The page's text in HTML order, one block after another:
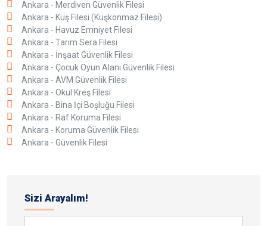
Ankara - Merdiven Güvenlik Filesi
Ankara - Kuş Filesi (Kuşkonmaz Filesi)
Ankara - Havuz Emniyet Filesi
Ankara - Tarım Sera Filesi
Ankara - İnşaat Güvenlik Filesi
Ankara - Çocuk Oyun Alanı Güvenlik Filesi
Ankara - AVM Güvenlik Filesi
Ankara - Okul Kreş Filesi
Ankara - Bina İçi Boşluğu Filesi
Ankara - Raf Koruma Filesi
Ankara - Koruma Güvenlik Filesi
Ankara - Güvenlik Filesi
Sizi Arayalım!